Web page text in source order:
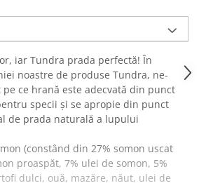
iar Tundra prada perfectă! În
noastre de produse Tundra, ne-
ce hrană este adecvată din punct
specii și se apropie din punct
de prada naturală a lupului
(constând din 27% somon uscat
proaspăt, 7% ulei de somon, 5%
dulci, ouă, mazăre, năut, ulei de